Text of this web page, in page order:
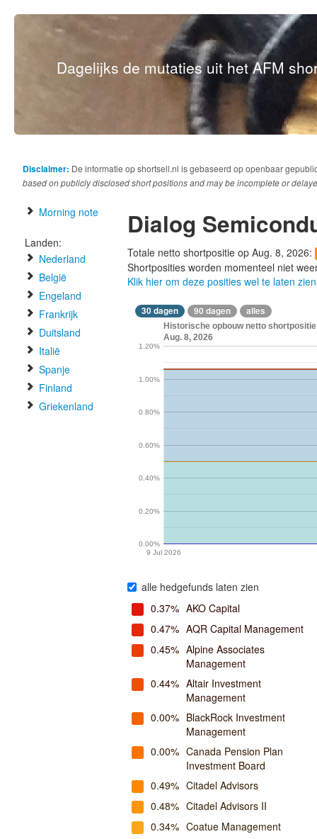
Dagelijks de mutaties uit het AFM
Disclaimer: De informatie op shortsell.nl is gebaseerd op openbaar
based on publicly disclosed short positions and may be incomplete or
Morning note
Landen:
Nederland
België
Engeland
Frankrijk
Duitsland
Italië
Spanje
Finland
Griekenland
Dialog
Totale netto shortpositie op Aug. 8, 2026:
Shortposities worden momenteel niet
Klik hier om deze posities wel te laten zien
30 dagen 90 dagen alles
Historische opbouw netto
Aug. 8, 2026
9 Jul 2026
0.00%
0.20%
0.40%
0.60%
0.80%
1.00%
1.20%
alle hedgefunds laten zien
0.37% AKO Capital
0.47% AQR Capital Management
0.45% Alpine Associates
Management
0.44% Altair Investment
Management
0.00% BlackRock Investment
Management
0.00% Canada Pension Plan
Investment Board
0.49% Citadel Advisors
0.48% Citadel Advisors II
0.34% Coatue Management